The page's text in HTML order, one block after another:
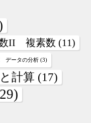
II 複素数 (11)
データの分析 (3)
計算 (17)